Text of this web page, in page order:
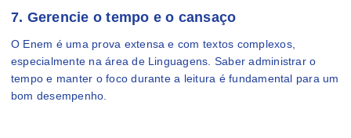
7. Gerencie o tempo e o cansaço
O Enem é uma prova extensa e com textos complexos,
especialmente na área de Linguagens. Saber administrar o
tempo e manter o foco durante a leitura é fundamental para um
bom desempenho.